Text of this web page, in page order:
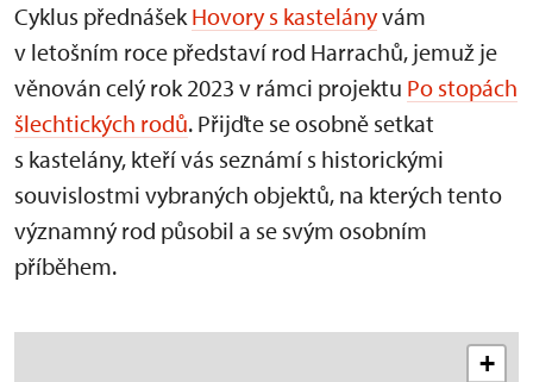
Cyklus přednášekHovory s kastelányvám
v letošním roce představí rod Harrachů, jemuž je
věnován celý rok 2023 v rámci projektu Po stopách
šlechtických rodů. Přijďte se osobně setkat
s kastelány, kteří vás seznámí s historickými
souvislostmi vybraných objektů, na kterých tento
významný rod působil a se svým osobním
příběhem.
+